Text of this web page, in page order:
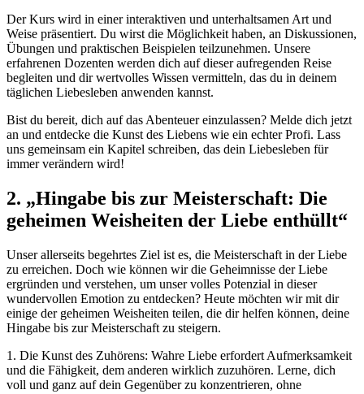
Der Kurs wird in einer interaktiven und unterhaltsamen Art und
Weise präsentiert. Du wirst die Möglichkeit haben, an Diskussionen,
Übungen und praktischen Beispielen teilzunehmen. Unsere
erfahrenen Dozenten werden dich auf dieser aufregenden Reise
begleiten und dir wertvolles Wissen vermitteln, das du in deinem
täglichen Liebesleben anwenden kannst.
Bist du bereit, dich auf das Abenteuer einzulassen? Melde dich jetzt
an und entdecke die Kunst des Liebens wie ein echter Profi. Lass
uns gemeinsam ein Kapitel schreiben, das dein Liebesleben für
immer verändern wird!
2. „Hingabe bis zur Meisterschaft: Die
geheimen Weisheiten der Liebe enthüllt“
Unser allerseits begehrtes Ziel ist es, die Meisterschaft in der Liebe
zu erreichen. Doch wie können wir die Geheimnisse der Liebe
ergründen und verstehen, um unser volles Potenzial in dieser
wundervollen Emotion zu entdecken? Heute möchten wir mit dir
einige der geheimen Weisheiten teilen, die dir helfen können, deine
Hingabe bis zur Meisterschaft zu steigern.
1. Die Kunst des Zuhörens: Wahre Liebe erfordert Aufmerksamkeit
und die Fähigkeit, dem anderen wirklich zuzuhören. Lerne, dich
voll und ganz auf dein Gegenüber zu konzentrieren, ohne